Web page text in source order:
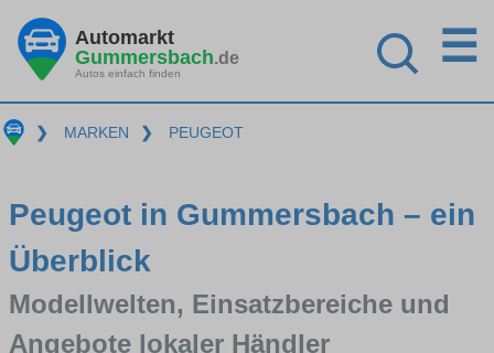
Automarkt
Gummersbach.de
Autos einfach finden
☰
❯ MARKEN ❯ PEUGEOT
Peugeot in Gummersbach – ein
Überblick
Modellwelten, Einsatzbereiche und
Angebote lokaler Händler